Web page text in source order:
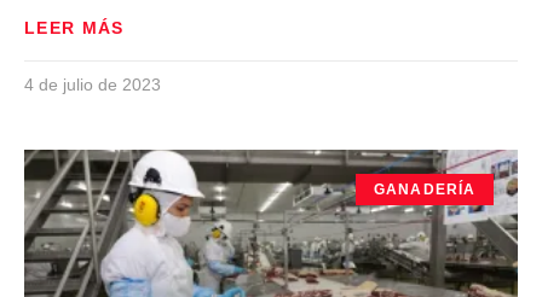
LEER MÁS
4 de julio de 2023
GANADERÍA